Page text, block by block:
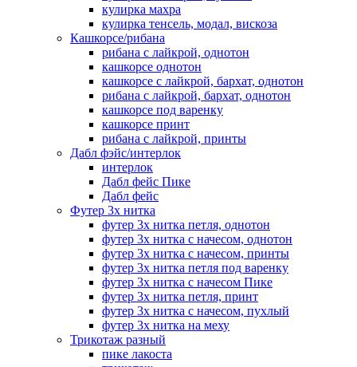
кулирка махра
кулирка тенсель, модал, вискоза
Кашкорсе/рибана
рибана с лайкрой, однотон
кашкорсе однотон
кашкорсе с лайкрой, бархат, однотон
рибана с лайкрой, бархат, однотон
кашкорсе под варенку
кашкорсе принт
рибана с лайкрой, принты
Дабл фэйс/интерлок
интерлок
Дабл фейс Пике
Дабл фейс
Футер 3х нитка
футер 3х нитка петля, однотон
футер 3х нитка с начесом, однотон
футер 3х нитка с начесом, принты
футер 3х нитка петля под варенку
футер 3х нитка с начесом Пике
футер 3х нитка петля, принт
футер 3х нитка с начесом, пухлый
футер 3х нитка на меху
Трикотаж разный
пике лакоста